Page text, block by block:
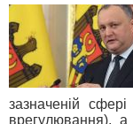
зазначеній
врегулювання), а